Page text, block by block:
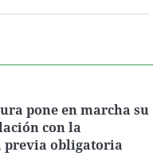
pone en marcha su
con la
previa obligatoria